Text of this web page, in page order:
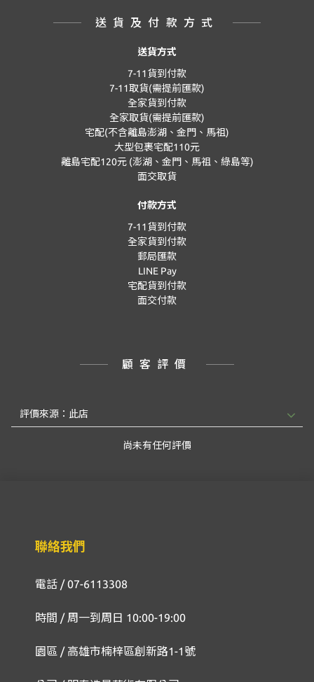
送貨及付款方式
送貨方式
7-11貨到付款
7-11取貨(需提前匯款)
全家貨到付款
全家取貨(需提前匯款)
宅配(不含離島澎湖、金門、馬祖)
大型包裹宅配110元
離島宅配120元 (澎湖、金門、馬祖、綠島等)
面交取貨
付款方式
7-11貨到付款
全家貨到付款
郵局匯款
LINE Pay
宅配貨到付款
面交付款
顧客評價
尚未有任何評價
聯絡我們
電話 / 07-6113308
時間 / 周一到周日 10:00-19:00
園區 / 高雄市楠梓區創新路1-1號